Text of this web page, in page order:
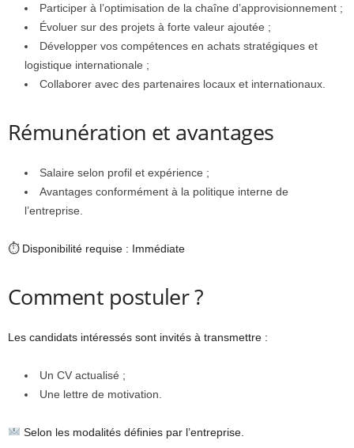
Participer à l’optimisation de la chaîne d’approvisionnement ;
Évoluer sur des projets à forte valeur ajoutée ;
Développer vos compétences en achats stratégiques et
logistique internationale ;
Collaborer avec des partenaires locaux et internationaux.
Rémunération et avantages
Salaire selon profil et expérience ;
Avantages conformément à la politique interne de
l’entreprise.
⏱ Disponibilité requise : Immédiate
Comment postuler ?
Les candidats intéressés sont invités à transmettre :
Un CV actualisé ;
Une lettre de motivation.
Selon les modalités définies par l’entreprise.